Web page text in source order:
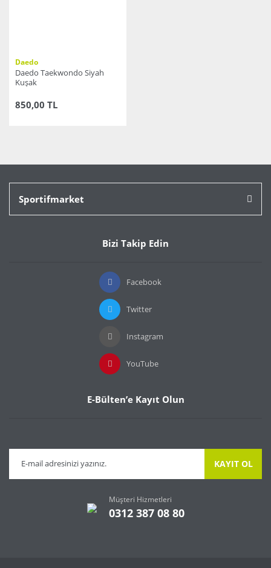
Daedo
Daedo Taekwondo Siyah
Kuşak
850,00 TL
Sportifmarket
Bizi Takip Edin
Facebook
Twitter
Instagram
YouTube
E-Bülten’e Kayıt Olun
KAYIT OL
Müşteri Hizmetleri
0312 387 08 80